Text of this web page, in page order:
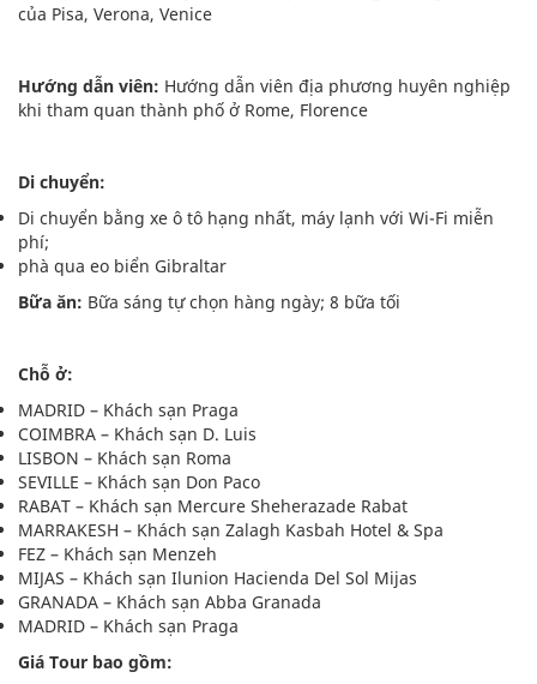
của Pisa, Verona, Venice
Hướng dẫn viên: Hướng dẫn viên địa phương huyên nghiệp
khi tham quan thành phố ở Rome, Florence
Di chuyển:
Di chuyển bằng xe ô tô hạng nhất, máy lạnh với Wi-Fi miễn
phí;
phà qua eo biển Gibraltar
Bữa ăn: Bữa sáng tự chọn hàng ngày; 8 bữa tối
Chỗ ở:
MADRID – Khách sạn Praga
COIMBRA – Khách sạn D. Luis
LISBON – Khách sạn Roma
SEVILLE – Khách sạn Don Paco
RABAT – Khách sạn Mercure Sheherazade Rabat
MARRAKESH – Khách sạn Zalagh Kasbah Hotel & Spa
FEZ – Khách sạn Menzeh
MIJAS – Khách sạn Ilunion Hacienda Del Sol Mijas
GRANADA – Khách sạn Abba Granada
MADRID – Khách sạn Praga
Giá Tour bao gồm: